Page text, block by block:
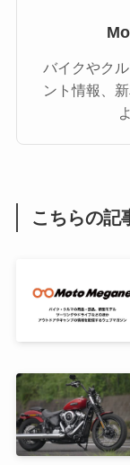
バイクやク
ント情報、
こちらの記